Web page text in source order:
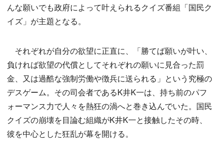
んな願いでも政府によって叶えられるクイズ番組「国民ク
イズ」が主題となる。
それぞれが自分の欲望に正直に、「勝てば願いが叶い、
負ければ欲望の代償としてそれぞれの願いに見合った罰
金、又は過酷な強制労働や徴兵に送られる」という究極の
デスゲーム。その司会者であるK井K一は、持ち前のパフ
ォーマンス力で人々を熱狂の渦へと巻き込んでいた。国民
クイズの崩壊を目論む組織がK井K一と接触したその時、
彼を中心とした狂乱が幕を開ける。